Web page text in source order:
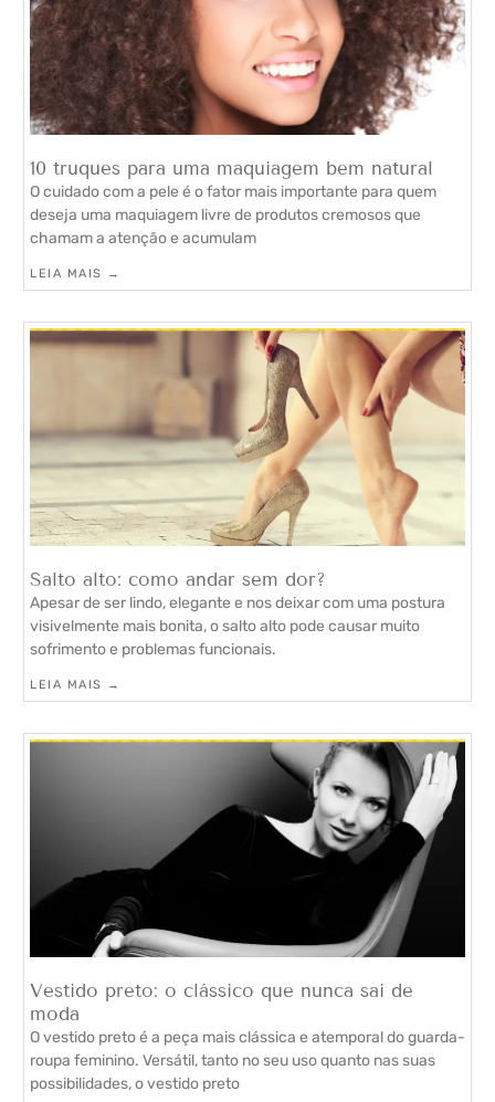
10 truques para uma maquiagem bem natural
O cuidado com a pele é o fator mais importante para quem
deseja uma maquiagem livre de produtos cremosos que
chamam a atenção e acumulam
LEIA MAIS →
Salto alto: como andar sem dor?
Apesar de ser lindo, elegante e nos deixar com uma postura
visivelmente mais bonita, o salto alto pode causar muito
sofrimento e problemas funcionais.
LEIA MAIS →
Vestido preto: o clássico que nunca sai de
moda
O vestido preto é a peça mais clássica e atemporal do guarda-
roupa feminino. Versátil, tanto no seu uso quanto nas suas
possibilidades, o vestido preto